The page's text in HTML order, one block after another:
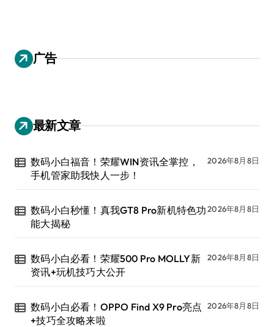
广告
最新文章
数码小白福音！荣耀WIN资讯全掌控，
手机管家助我快人一步！
2026年8月8日
数码小白秒懂！真我GT8 Pro新机特色功
能大揭秘
2026年8月8日
数码小白必看！荣耀500 Pro MOLLY新
资讯+玩机技巧大公开
2026年8月8日
数码小白必看！OPPO Find X9 Pro亮点
+技巧全攻略来啦
2026年8月8日